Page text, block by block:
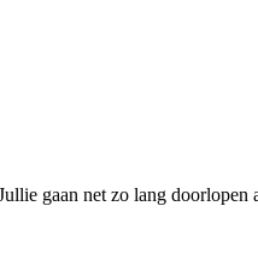
gaan net zo lang doorlopen